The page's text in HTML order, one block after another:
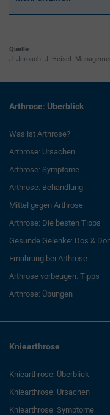
Quelle:
J. Jerosch. J. Heisel.
Arthrose: Überblick
Was ist Arthrose?
Arthrose: Ursachen
Arthrose: Symptome
Arthrose: Behandlung
Mittel gegen Arthrose
Arthrose: Die besten Tipps
Gesunde Gelenke: Dos &
Ernährung bei Arthrose
Arthrose vorbeugen: Tipps
Arthrose: Übungen
Kniearthrose
Kniearthrose: Überblick
Kniearthrose: Ursachen
Kniearthrose: Symptome